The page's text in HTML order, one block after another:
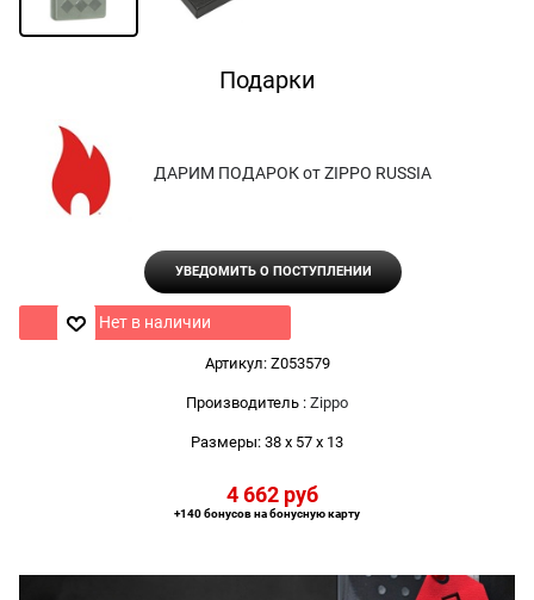
Подарки
ДАРИМ ПОДАРОК от ZIPPO RUSSIA
УВЕДОМИТЬ О ПОСТУПЛЕНИИ
Нет в наличии
Артикул: Z053579
Производитель : Zippo
Размеры: 38 x 57 x 13
4 662 руб
+140 бонусов на бонусную карту